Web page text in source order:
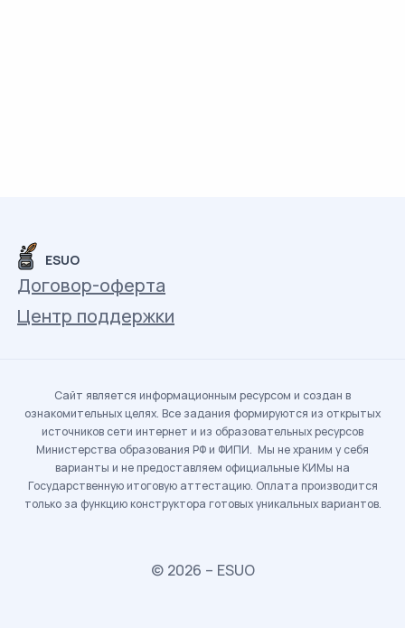
ESUO
Договор-оферта
Центр поддержки
Сайт является информационным ресурсом и создан в
ознакомительных целях. Все задания формируются из открытых
источников сети интернет и из образовательных ресурсов
Министерства образования РФ и ФИПИ. Мы не храним у себя
варианты и не предоставляем официальные КИМы на
Государственную итоговую аттестацию. Оплата производится
только за функцию конструктора готовых уникальных вариантов.
© 2026 – ESUO